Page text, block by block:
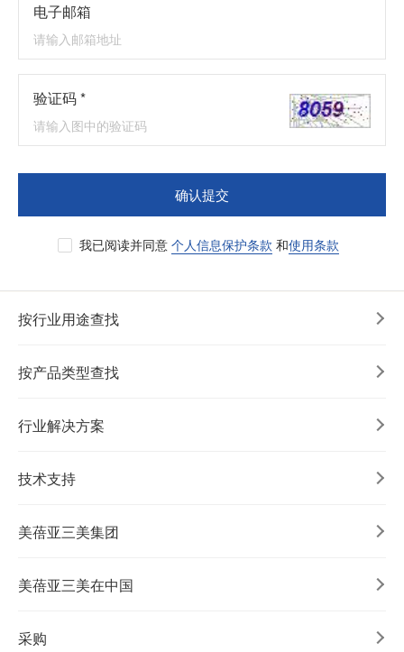
电子邮箱
验证码 *
确认提交
我已阅读并同意 个人信息保护条款 和使用条款
按行业用途查找
按产品类型查找
行业解决方案
技术支持
美蓓亚三美集团
美蓓亚三美在中国
采购